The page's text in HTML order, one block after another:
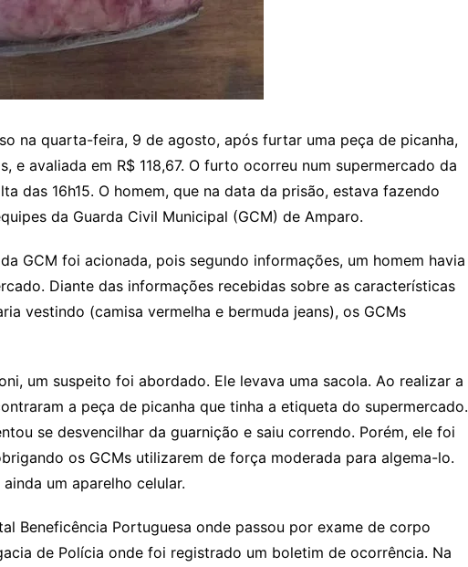
na quarta-feira, 9 de agosto, após furtar uma peça de picanha,
e avaliada em R$ 118,67. O furto ocorreu num supermercado da
das 16h15. O homem, que na data da prisão, estava fazendo
da Guarda Civil Municipal (GCM) de Amparo.
GCM foi acionada, pois segundo informações, um homem havia
Diante das informações recebidas sobre as características
vestindo (camisa vermelha e bermuda jeans), os GCMs
um suspeito foi abordado. Ele levava uma sacola. Ao realizar a
a peça de picanha que tinha a etiqueta do supermercado.
se desvencilhar da guarnição e saiu correndo. Porém, ele foi
os GCMs utilizarem de força moderada para algema-lo.
um aparelho celular.
Beneficência Portuguesa onde passou por exame de corpo
de Polícia onde foi registrado um boletim de ocorrência. Na